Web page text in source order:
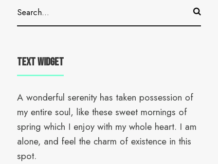
Text Widget
A wonderful serenity has taken possession of
my entire soul, like these sweet mornings of
spring which I enjoy with my whole heart. I am
alone, and feel the charm of existence in this
spot.